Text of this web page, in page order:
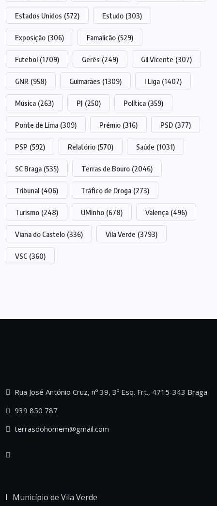
Estados Unidos (572) Estudo (303)
Exposição (306) Famalicão (529)
Futebol (1709) Gerês (249) Gil Vicente (307)
GNR (958) Guimarães (1309) I Liga (1407)
Música (263) PJ (250) Política (359)
Ponte de Lima (309) Prémio (316) PSD (377)
PSP (592) Relatório (570) Saúde (1031)
SC Braga (535) Terras de Bouro (2046)
Tribunal (406) Tráfico de Droga (273)
Turismo (248) UMinho (678) Valença (496)
Viana do Castelo (336) Vila Verde (3793)
VSC (360)
Rua José António Cruz, nº 39, 3º Esq. Frt., 4715-343 Braga
939 850 787
terrasdohomem@gmail.com
Município de Vila Verde